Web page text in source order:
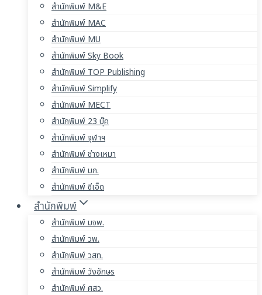
สำนักพิมพ์ M&E
สำนักพิมพ์ MAC
สำนักพิมพ์ MU
สำนักพิมพ์ Sky Book
สำนักพิมพ์ TOP Publishing
สำนักพิมพ์ Simplify
สำนักพิมพ์ MECT
สำนักพิมพ์ 23 บุ๊ค
สำนักพิมพ์ จุฬาฯ
สำนักพิมพ์ ช่างเหมา
สำนักพิมพ์ มก.
สำนักพิมพ์ ซีเอ็ด
สำนักพิมพ์
สำนักพิมพ์ มจพ.
สำนักพิมพ์ วพ.
สำนักพิมพ์ วสท.
สำนักพิมพ์ วังอักษร
สำนักพิมพ์ ศสว.